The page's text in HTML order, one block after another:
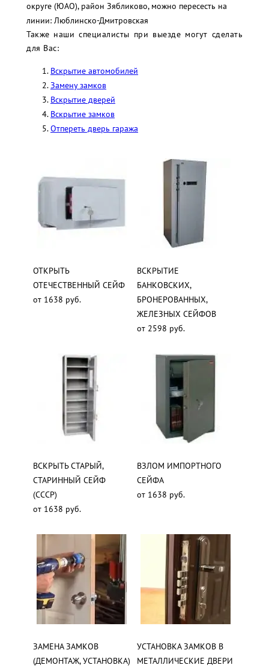
округе (ЮАО), район Зябликово, можно пересесть на
линии: Люблинско-Дмитровская
Также наши специалисты при выезде могут сделать
для Вас:
Вскрытие автомобилей
Замену замков
Вскрытие дверей
Вскрытие замков
Отпереть дверь гаража
ОТКРЫТЬ
ОТЕЧЕСТВЕННЫЙ СЕЙФ
от 1638 руб.
ВСКРЫТИЕ
БАНКОВСКИХ,
БРОНЕРОВАННЫХ,
ЖЕЛЕЗНЫХ СЕЙФОВ
от 2598 руб.
ВСКРЫТЬ СТАРЫЙ,
СТАРИННЫЙ СЕЙФ
(СССР)
от 1638 руб.
ВЗЛОМ ИМПОРТНОГО
СЕЙФА
от 1638 руб.
ЗАМЕНА ЗАМКОВ
(ДЕМОНТАЖ, УСТАНОВКА)
УСТАНОВКА ЗАМКОВ В
МЕТАЛЛИЧЕСКИЕ ДВЕРИ